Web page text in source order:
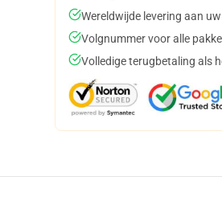
Wereldwijde levering aan
Volgnummer voor alle
Volledige terugbetaling als